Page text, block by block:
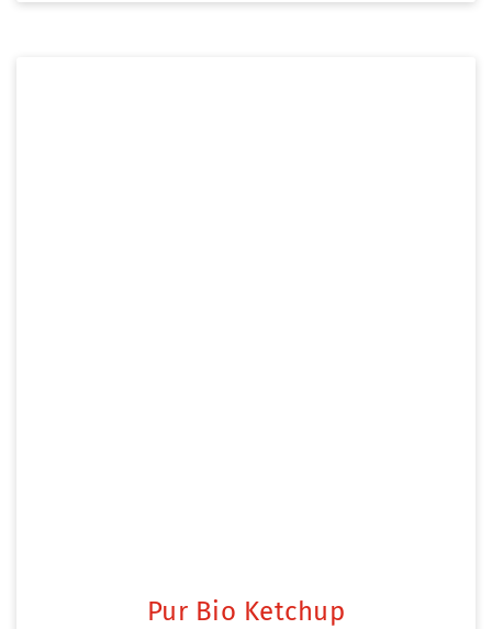
Pur Bio Ketchup